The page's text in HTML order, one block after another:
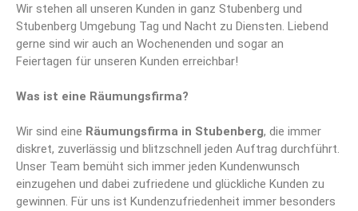
Wir stehen all unseren Kunden in ganz Stubenberg und
Stubenberg Umgebung Tag und Nacht zu Diensten. Liebend
gerne sind wir auch an Wochenenden und sogar an
Feiertagen für unseren Kunden erreichbar!
Was ist eine Räumungsfirma?
Wir sind eine Räumungsfirma in Stubenberg, die immer
diskret, zuverlässig und blitzschnell jeden Auftrag durchführt.
Unser Team bemüht sich immer jeden Kundenwunsch
einzugehen und dabei zufriedene und glückliche Kunden zu
gewinnen. Für uns ist Kundenzufriedenheit immer besonders